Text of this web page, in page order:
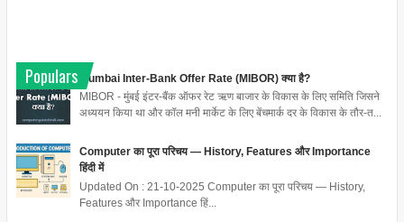
Populars
Mumbai Inter-Bank Offer Rate (MIBOR) क्या है?
MIBOR - मुंबई इंटर-बैंक ऑफर रेट ऋण बाजार के विकास के लिए समिति जिसने
अध्ययन किया था और कॉल मनी मार्केट के लिए बेंचमार्क दर के विकास के तौर-त...
Computer का पूरा परिचय — History, Features और Importance
हिंदी में
Updated On : 21-10-2025 Computer का पूरा परिचय — History,
Features और Importance हिं...